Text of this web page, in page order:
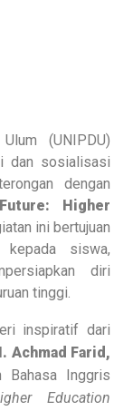
(UNIPDU)
dan sosialisasi
dengan
Higher
ini bertujuan
kepada siswa,
diri
tinggi.
inspiratif dari
Achmad Farid,
Bahasa Inggris
Education